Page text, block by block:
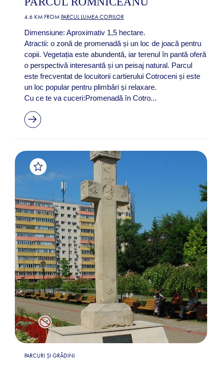
4.6 KM FROM PARCUL LUMEA COPIILOR
Dimensiune: Aproximativ 1,5 hectare.
Atractii: o zonă de promenadă și un loc de joacă pentru
copii. Vegetația este abundentă, iar terenul în pantă oferă
o perspectivă interesantă și un peisaj natural. Parcul
este frecventat de locuitorii cartierului Cotroceni și este
un loc popular pentru plimbări și relaxare.
Cu ce te va cuceri:Promenadă în Cotro...
PARCURI ȘI GRĂDINI